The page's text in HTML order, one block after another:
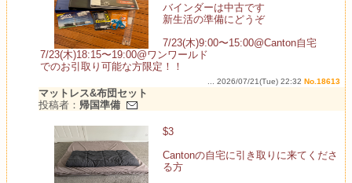
バインダーは中古です
新生活の準備にどうぞ
7/23(木)9:00〜15:00@Canton自宅
7/23(木)18:15〜19:00@ワンワールド
でのお引取り可能な方限定！！
... 2026/07/21(Tue) 22:32 No.18613
マットレス&布団セット
投稿者： 帰国準備
$3
Cantonの自宅に引き取りに来てくださ
る方